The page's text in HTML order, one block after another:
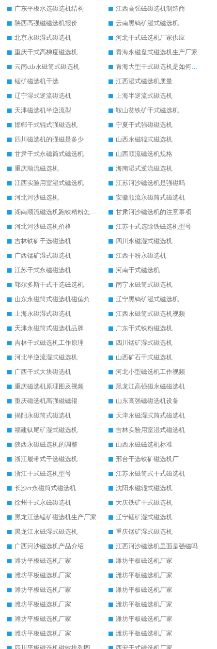
广东平板水选磁选机结构
江西高强磁磁选机制造商
陕西高强磁磁选机报价
云南黑钨矿湿式磁选机
北京永磁湿式磁选机
河北干式磁选机厂家供应
重庆干式高梯度磁选机
青海永磁盘式磁选机生产厂家
云南ctb永磁筒式磁选机
青海大型干式磁选机是如何选矿的
锰矿磁选机干选
江西湿式磁选机质量
辽宁湿式逆流磁选机
上海半逆流式磁选机
天津磁选机半逆流型
鞍山贫铁矿干式磁选机
邯郸干式辊式强磁选机
宁夏干式强磁磁选机
四川磁选机的强磁是多少
山西永磁辊式磁选机
甘肃干式永磁筒式磁选机
山西顺流磁选机规格
重庆顺流磁选机
海南湿式逆流磁选机
江西实验用室湿式磁选机
江苏河沙磁选机是强磁吗
河北河沙磁选机
安徽顺流永磁筒式磁选机
湖南顺流磁选机跑铁精粉怎么处理
甘肃河沙磁选机的注意事项
河北河沙磁选机价格
江苏干式选除铁磁选机型号
吉林铁矿干选磁选机
四川永磁湿式磁选机
广西锰矿湿式磁选机
江西干粉永磁选机
江苏干式永磁磁选机
河南干式磁选机
鄂尔多斯干式干选磁选机
南宁永磁筒式磁选机
山东永磁筒式磁选机磁偏角怎么调整
辽宁黑钨矿湿式磁选机
上海永磁湿式磁选机
江西永磁筒式磁选机视频
天津永磁筒式磁选机品牌
广东干式铁粉磁选机
吉林干式磁选机工作原理
四川锰矿湿式磁选机
河北半逆流湿式磁选机
山西矿石干式磁选机
广西干式大块磁选机
河北小型磁选机工作视频
重庆磁选机原理图及视频
黑龙江高强磁永磁磁选机
重庆磁选机高强磁磁辊
山东高强磁磁选机设备
揭阳永磁筒式磁选机
天津永磁湿式筒式磁选机
福建钛尾矿湿式磁选机
吉林实验用室湿式磁选机
陕西永磁磁选机的调整
山西永磁磁选机标准
浙江履带式干选磁选机
邢台干选铁矿磁选机厂
浙江干式磁选机型号
江苏永磁筒式干式磁选机
长沙ct永磁筒式磁选机
沈阳永磁辊式磁选机
徐州干式永磁磁选机
大庆铁矿干式磁选机
黑龙江选锰矿磁选机生产厂家
辽宁锰矿湿式磁选机
黑龙江永磁湿式磁选机
重庆锰矿湿式磁选机
广西河沙磁选机产品介绍
江西河沙磁选机里面是强磁吗
潍坊平板磁选机厂家
潍坊平板磁选机厂家
潍坊平板磁选机厂家
潍坊平板磁选机厂家
潍坊平板磁选机厂家
潍坊平板磁选机厂家
潍坊平板磁选机厂家
潍坊平板磁选机厂家
潍坊平板磁选机厂家
潍坊平板磁选机厂家
潍坊平板磁选机厂家
潍坊平板磁选机厂家